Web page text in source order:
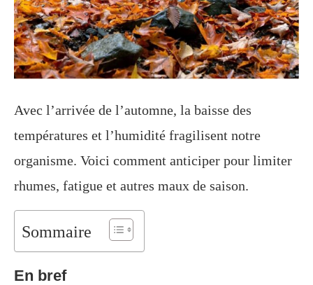
Avec l’arrivée de l’automne, la baisse des
températures et l’humidité fragilisent notre
organisme. Voici comment anticiper pour limiter
rhumes, fatigue et autres maux de saison.
Sommaire
En bref